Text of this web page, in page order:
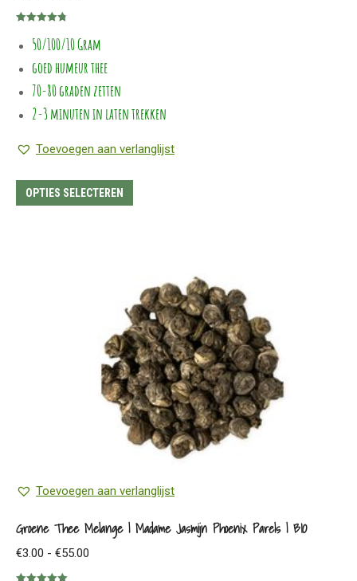
€7.85
uit 5
50/100/10 Gram
goed humeur thee
70-80 graden zetten
2-3 minuten in laten trekken
Toevoegen aan verlanglijst
OPTIES SELECTEREN
Deze
optie
kan
gekozen
worden
op
de
productpagina
Toevoegen aan verlanglijst
Groene Thee Melange | Madame Jasmijn Phoenix Parels | BIO
€3.00 - €55.00